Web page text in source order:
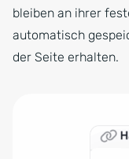
bleiben an ihrer
automatisch
der Seite erhalten.